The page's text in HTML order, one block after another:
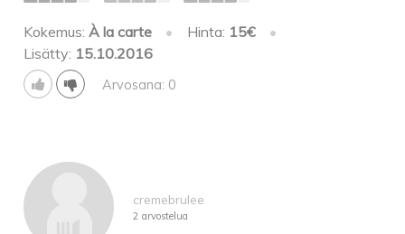
Kokemus:À la carte • Hinta: 15€
•
Lisätty: 15.10.2016
Arvosana: 0
cremebrulee
2 arvostelua